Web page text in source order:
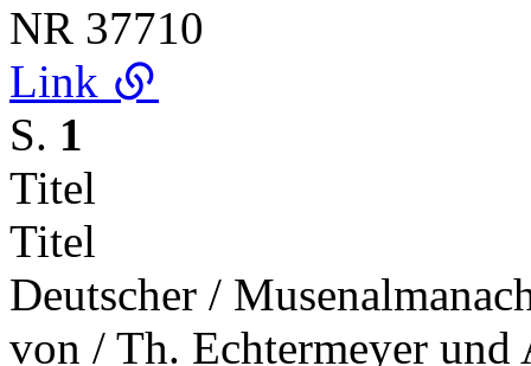
NR 37710
Link
S. 1
Titel
Titel
Deutscher /
von / Th. Echtermeyer